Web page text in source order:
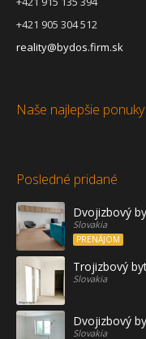
+421 905 304 512
reality@bydos.firm.sk
Naše najlepšie ponuky
Posledné pridané
Dvojizbový
Slovakia
PRENÁJOM
Trojizbový
Slovakia
Dvojizbový
Slovakia